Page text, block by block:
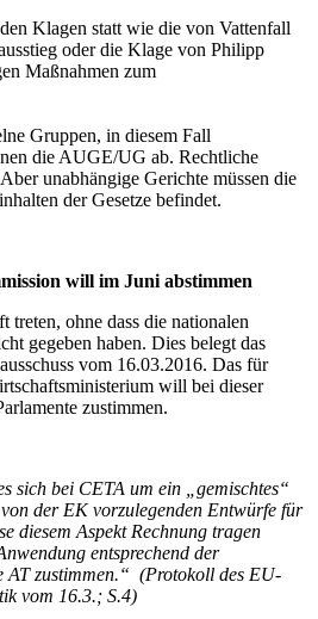
Klagen statt wie die von Vattenfall
oder die Klage von Philipp
Maßnahmen zum
Gruppen, in diesem Fall
die AUGE/UG ab. Rechtliche
unabhängige Gerichte müssen die
der Gesetze befindet.
will im Juni abstimmen
ohne dass die nationalen
gegeben haben. Dies belegt das
vom 16.03.2016. Das für
will bei dieser
zustimmen.
sich bei CETA um ein „gemischtes“
der EK vorzulegenden Entwürfe für
diesem Aspekt Rechnung tragen
entsprechend der
AT zustimmen.“ (Protokoll des EU-
vom 16.3.; S.4)